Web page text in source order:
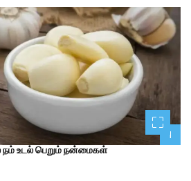
1
நம் உடல் பெறும் நன்மைகள்